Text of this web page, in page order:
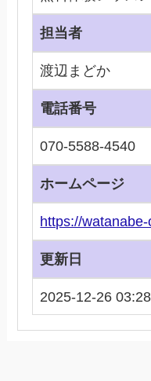
担当者
渡辺まどか
電話番号
070-5588-4540
ホームページ
https://
更新日
2025-12-26